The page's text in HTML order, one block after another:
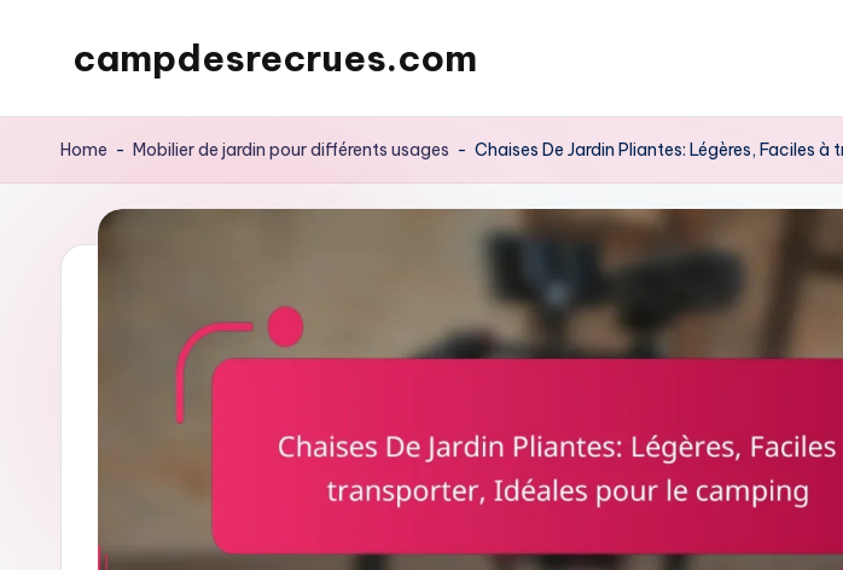
campdesrecrues.com
Home - Mobilier de jardin pour différents usages - Chaises De Jardin Pliantes: Légères, Faciles